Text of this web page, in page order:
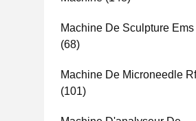
Machine De Sculpture Ems
(68)
Machine De Microneedle Rf
(101)